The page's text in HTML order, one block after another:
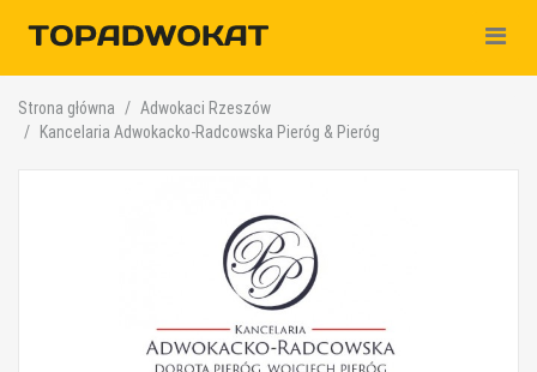
Strona główna
Adwokaci Rzeszów
Kancelaria Adwokacko-Radcowska Pieróg & Pieróg